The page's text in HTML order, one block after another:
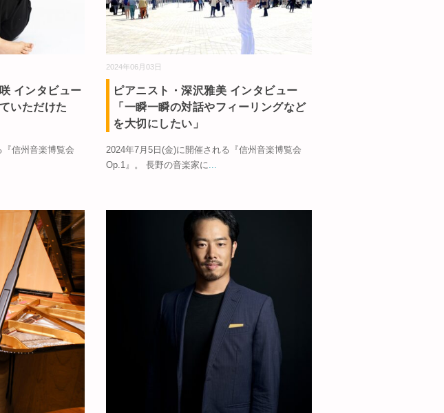
インタビュー
いただけた
信州音楽博覧会
2024年06月03日
ピアニスト・深沢雅美 インタビュー
「一瞬一瞬の対話やフィーリングなど
を大切にしたい」
2024年7月5日(金)に開催される『信州音楽博覧会
Op.1』。 長野の音楽家に